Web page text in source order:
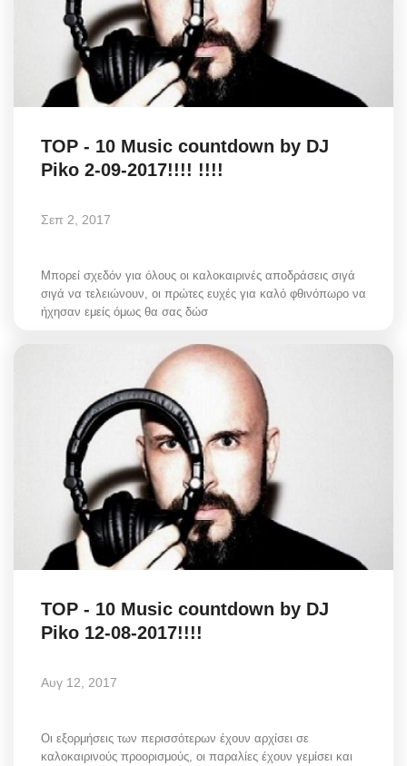
TOP - 10 Music countdown by DJ
Piko 2-09-2017!!!! !!!!
Σεπ 2, 2017
Μπορεί σχεδόν για όλους οι καλοκαιρινές αποδράσεις σιγά
σιγά να τελειώνουν, οι πρώτες ευχές για καλό φθινόπωρο να
ήχησαν εμείς όμως θα σας δώσ
TOP - 10 Music countdown by DJ
Piko 12-08-2017!!!!
Αυγ 12, 2017
Οι εξορμήσεις των περισσότερων έχουν αρχίσει σε
καλοκαιρινούς προορισμούς, οι παραλίες έχουν γεμίσει και